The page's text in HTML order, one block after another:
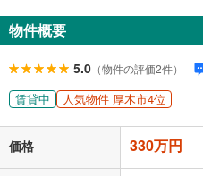
物件概要
5.0 （物件の評価2件）
賃貸中 人気物件 厚木市4位
価格 330万円